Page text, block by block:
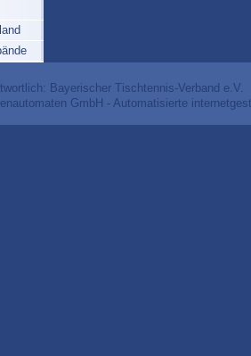
Bayerischer Tischtennis-Verband e.V.
GmbH - Automatisierte